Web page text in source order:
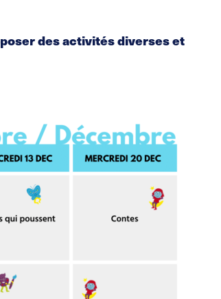
des activités diverses et